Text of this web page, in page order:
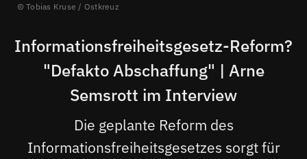
Tobias Kruse / Ostkreuz
Informationsfreiheitsgesetz-Reform?
"Defakto Abschaffung" | Arne
Semsrott im Interview
Die geplante Reform des
Informationsfreiheitsgesetzes sorgt für